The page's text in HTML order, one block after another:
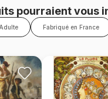
pourraient vous
Adulte Fabriqué en France